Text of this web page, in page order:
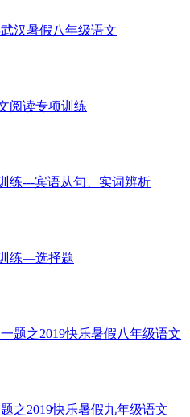
汉暑假八年级语文
阅读专项训练
练---宾语从句、实词辨析
练—选择题
题之2019快乐暑假八年级语文
之2019快乐暑假九年级语文